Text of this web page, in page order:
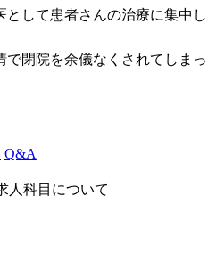
して患者さんの治療に集中し
閉院を余儀なくされてしまっ
、自費率を伸ばすための経営
様に選ばれる歯科医院を目指
Q&A
人科目について